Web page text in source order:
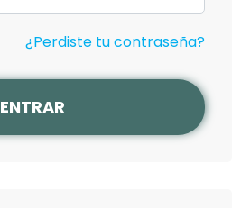
¿Perdiste tu contraseña?
ENTRAR